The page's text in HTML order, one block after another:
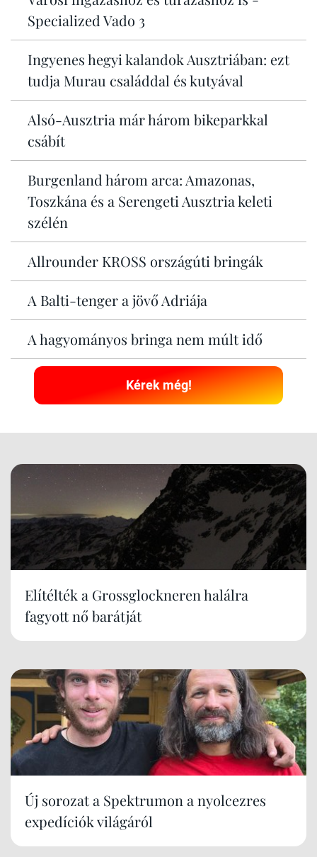
Specialized Vado 3
Ingyenes hegyi kalandok Ausztriában: ezt
tudja Murau családdal és kutyával
Alsó-Ausztria már három bikeparkkal
csábít
Burgenland három arca: Amazonas,
Toszkána és a Serengeti Ausztria keleti
szélén
Allrounder KROSS országúti bringák
A Balti-tenger a jövő Adriája
A hagyományos bringa nem múlt idő
Kérek még!
Elítélték a Grossglockneren halálra
fagyott nő barátját
Új sorozat a Spektrumon a nyolcezres
expedíciók világáról